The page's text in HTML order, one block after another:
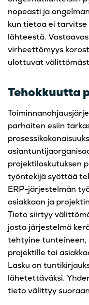
nopeasti ja
kun tietoa ei
lähteestä.
virheettömyys
ulottuvat
Tehokkuutta
parhaiten esiin
projektilaskutuksen
työntekijä syöttää
ERP-järjestelmän
asiakkaan ja
Tieto siirtyy
josta järjestelmä
tehtyine tunteineen,
projektille tai
Lasku on
lähetettäväksi.
tieto välittyy